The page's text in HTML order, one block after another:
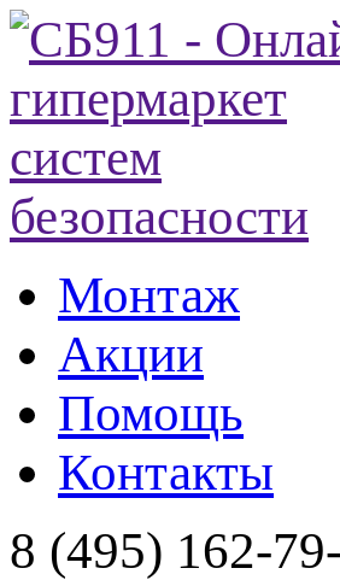
Монтаж
Акции
Помощь
Контакты
8 (495) 162-